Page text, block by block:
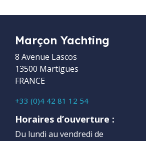
Marçon Yachting
8 Avenue Lascos
13500 Martigues
FRANCE
+33 (0)4 42 81 12 54
Horaires d’ouverture :
Du lundi au vendredi de